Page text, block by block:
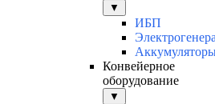
▼
ИБП
Конвейерное
оборудование
▼